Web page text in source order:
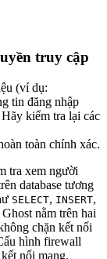
truy cập
(ví dụ:
tin đăng nhập
kiểm tra lại các
toàn chính xác.
tra xem người
database tương
SELECT, INSERT,
nằm trên hai
chặn kết nối
hình firewall
nối mạng.